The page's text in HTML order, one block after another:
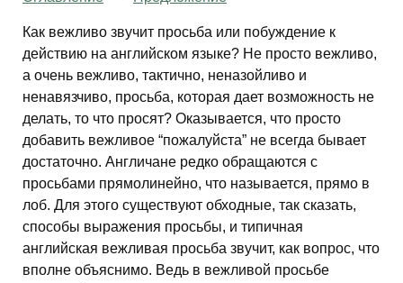
Как вежливо звучит просьба или побуждение к
действию на английском языке? Не просто вежливо,
а очень вежливо, тактично, неназойливо и
ненавязчиво, просьба, которая дает возможность не
делать, то что просят? Оказывается, что просто
добавить вежливое “пожалуйста” не всегда бывает
достаточно. Англичане редко обращаются с
просьбами прямолинейно, что называется, прямо в
лоб. Для этого существуют обходные, так сказать,
способы выражения просьбы, и типичная
английская вежливая просьба звучит, как вопрос, что
вполне объяснимо. Ведь в вежливой просьбе